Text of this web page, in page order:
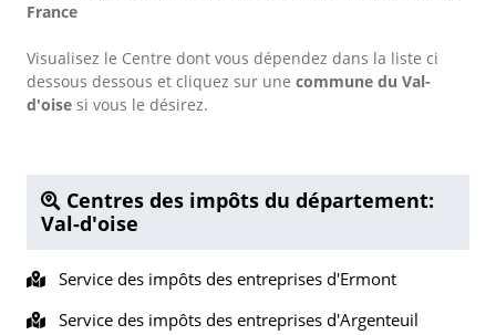
France
Visualisez le Centre dont vous dépendez dans la liste ci
dessous dessous et cliquez sur une commune du Val-
d'oise si vous le désirez.
Centres des impôts du département:
Val-d'oise
Service des impôts des entreprises d'Ermont
Service des impôts des entreprises d'Argenteuil